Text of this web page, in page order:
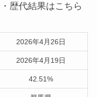
歴代結果はこちら
2026年4月26日
2026年4月19日
42.51%